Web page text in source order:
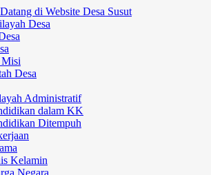
di Website Desa Susut
Desa
Desa
Administratif
dalam KK
Ditempuh
Kelamin
Negara